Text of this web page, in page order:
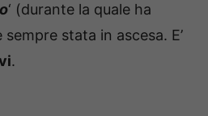
‘ (durante la quale ha
stata in ascesa. E’
.